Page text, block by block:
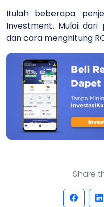
Itulah beberapa
Investment. Mulai dari
dan cara menghitung
Share